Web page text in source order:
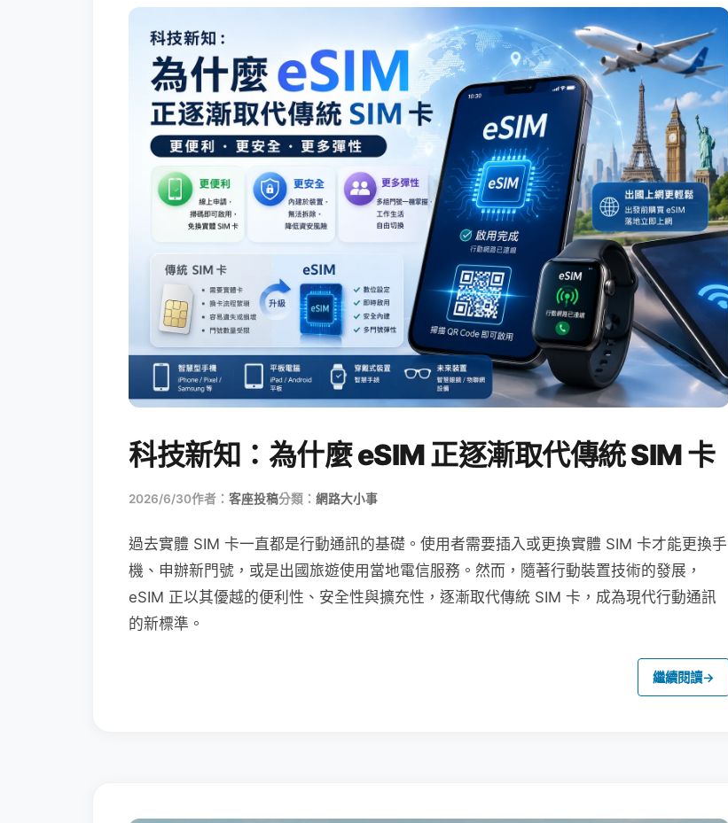
科技新知：為什麼 eSIM 正逐漸取代傳統 SIM 卡
2026/6/30作者： 客座投稿分類： 網路大小事
過去實體 SIM 卡一直都是行動通訊的基礎。使用者需要插入或更換實體 SIM 卡才能更換手
機、申辦新門號，或是出國旅遊使用當地電信服務。然而，隨著行動裝置技術的發展，
eSIM 正以其優越的便利性、安全性與擴充性，逐漸取代傳統 SIM 卡，成為現代行動通訊
的新標準。
繼續閱讀→